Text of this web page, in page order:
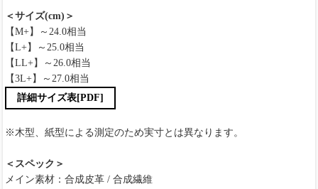
＜サイズ(cm)＞
【M+】～24.0相当
【L+】～25.0相当
【LL+】～26.0相当
【3L+】～27.0相当
詳細サイズ表[PDF]
※木型、紙型による測定のため実寸とは異なります。
＜スペック＞
メイン素材：合成皮革 / 合成繊維